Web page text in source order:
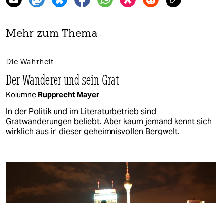
Mehr zum Thema
Die Wahrheit
Der Wanderer und sein Grat
Kolumne Rupprecht Mayer
In der Politik und im Literaturbetrieb sind
Gratwanderungen beliebt. Aber kaum jemand kennt sich
wirklich aus in dieser geheimnisvollen Bergwelt.